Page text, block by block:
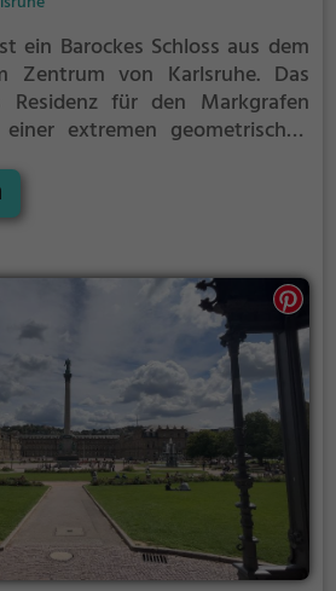
ein Barockes Schloss aus dem
Zentrum von Karlsruhe. Das
Residenz für den Markgrafen
extremen geometrischen
der Mitte des Schloss aus
in Alleen übergehen.